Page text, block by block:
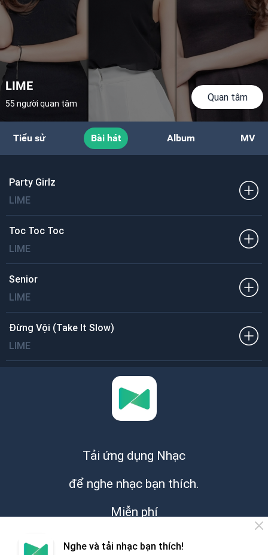
LIME
55 người quan tâm
Quan tâm
Tiểu sử Bài hát Album MV
Party Girlz
LIME
Toc Toc Toc
LIME
Senior
LIME
Đừng Vội (Take It Slow)
LIME
Tải ứng dụng Nhạc
để nghe nhạc bạn thích.
Miễn phí
Nghe và tải nhạc bạn thích!